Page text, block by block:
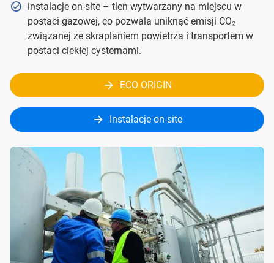
instalacje on-site – tlen wytwarzany na miejscu w
postaci gazowej, co pozwala uniknąć emisji CO₂
związanej ze skraplaniem powietrza i transportem w
postaci ciekłej cysternami.
ECO ORIGIN
Instalacje on-site